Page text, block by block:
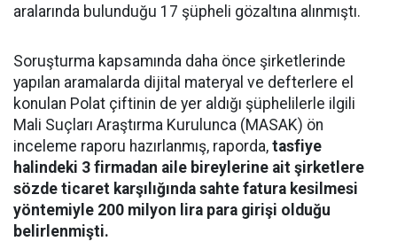
aralarında bulunduğu 17 şüpheli gözaltına alınmıştı.
Soruşturma kapsamında daha önce şirketlerinde
yapılan aramalarda dijital materyal ve defterlere el
konulan Polat çiftinin de yer aldığı şüphelilerle ilgili
Mali Suçları Araştırma Kurulunca (MASAK) ön
inceleme raporu hazırlanmış, raporda, tasfiye
halindeki 3 firmadan aile bireylerine ait şirketlere
sözde ticaret karşılığında sahte fatura kesilmesi
yöntemiyle 200 milyon lira para girişi olduğu
belirlenmişti.